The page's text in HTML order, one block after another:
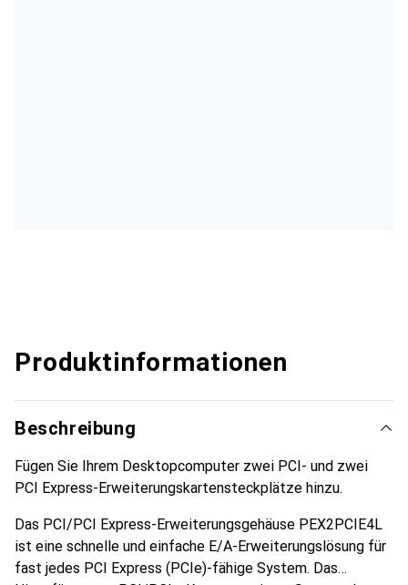
Produktinformationen
Beschreibung
Fügen Sie Ihrem Desktopcomputer zwei PCI- und zwei
PCI Express-Erweiterungskartensteckplätze hinzu.
Das PCI/PCI Express-Erweiterungsgehäuse PEX2PCIE4L
ist eine schnelle und einfache E/A-Erweiterungslösung für
fast jedes PCI Express (PCIe)-fähige System. Das